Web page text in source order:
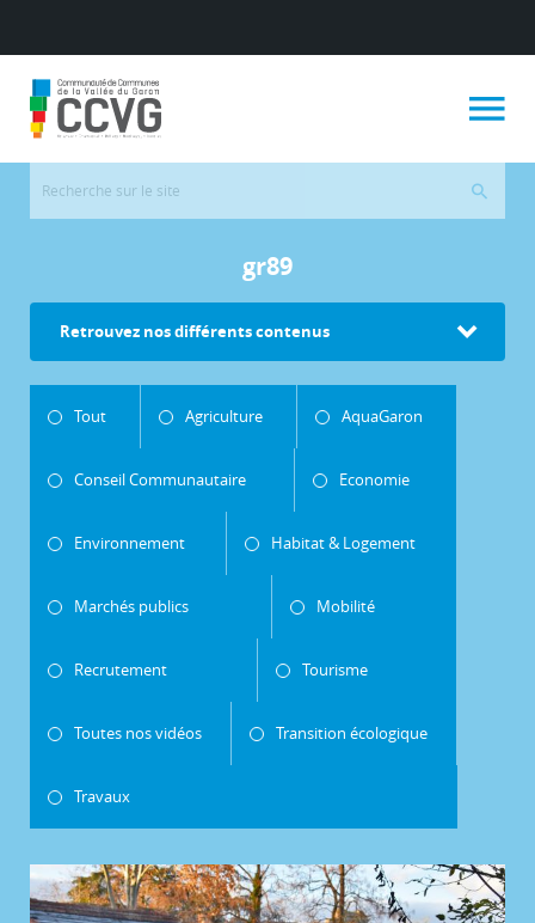
gr89
Retrouvez nos différents contenus
Tout Agriculture AquaGaron
Conseil Communautaire Economie
Environnement Habitat & Logement
Marchés publics Mobilité
Recrutement Tourisme
Toutes nos vidéos Transition écologique
Travaux